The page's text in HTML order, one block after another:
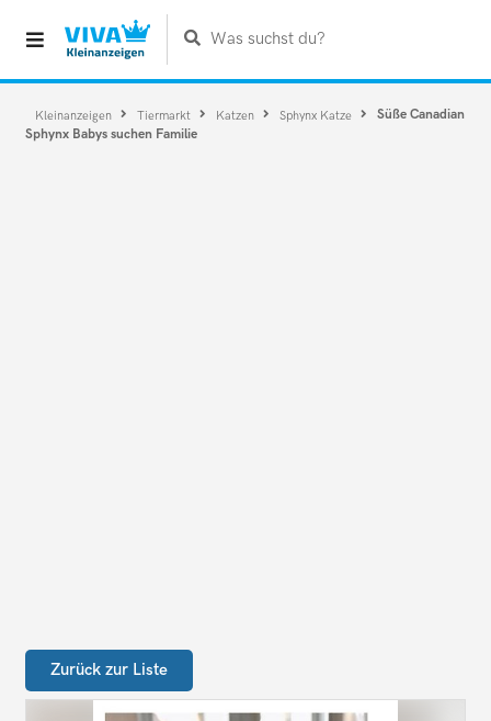
Was suchst du?
Kleinanzeigen Tiermarkt Katzen Sphynx Katze
Süße Canadian
Sphynx Babys suchen Familie
Zurück zur Liste